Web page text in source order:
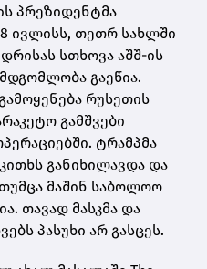
პრეზიდენტმა
ივლისს, თეთრ სახლში
სთხოვა აშშ-ის
გაეწია.
რუსეთის
გამშვები
ტრამპმა
განიხილავდა და
მაშინ საბოლოო
თავად მასკმა და
პასუხი არ გასცეს.